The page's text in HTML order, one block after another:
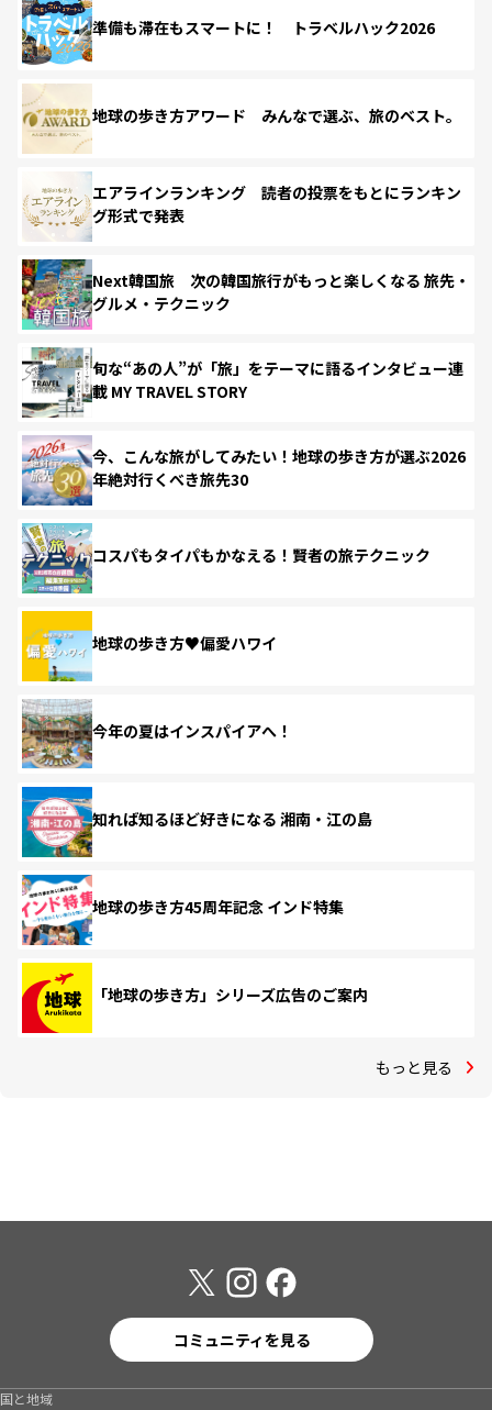
準備も滞在もスマートに！ トラベルハック2026
地球の歩き方アワード みんなで選ぶ、旅のベスト。
エアラインランキング 読者の投票をもとにランキン
グ形式で発表
Next韓国旅 次の韓国旅行がもっと楽しくなる 旅先・
グルメ・テクニック
旬な“あの人”が「旅」をテーマに語るインタビュー連
載 MY TRAVEL STORY
今、こんな旅がしてみたい！地球の歩き方が選ぶ2026
年絶対行くべき旅先30
コスパもタイパもかなえる！賢者の旅テクニック
地球の歩き方♥偏愛ハワイ
今年の夏はインスパイアへ！
知れば知るほど好きになる 湘南・江の島
地球の歩き方45周年記念 インド特集
「地球の歩き方」シリーズ広告のご案内
もっと見る
コミュニティを見る
国と地域